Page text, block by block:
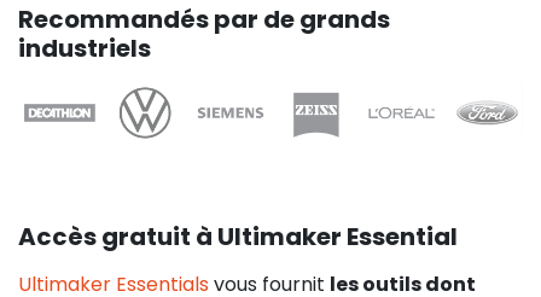
Recommandés par de grands
industriels
Accès gratuit à Ultimaker Essential
Ultimaker Essentials vous fournit les outils dont